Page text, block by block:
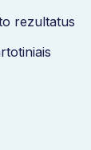
rezultatus